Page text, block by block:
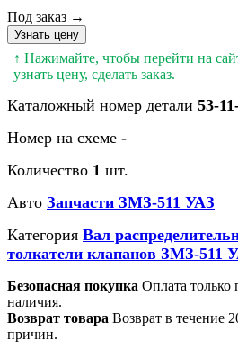
Под заказ →
Узнать цену
↑ Нажимайте, чтобы перейти на
узнать цену, сделать заказ.
Каталожный номер детали 53-
Номер на схеме -
Количество 1 шт.
Авто Запчасти ЗМЗ-511 УАЗ
Категория Вал
толкатели клапанов ЗМЗ-511
Безопасная покупка Оплата только
наличия.
Возврат товара Возврат в течение
причин.